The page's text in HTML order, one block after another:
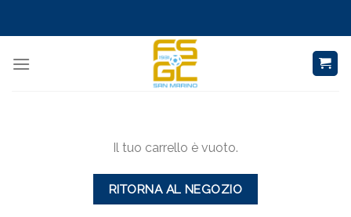
Il tuo carrello è vuoto.
RITORNA AL NEGOZIO